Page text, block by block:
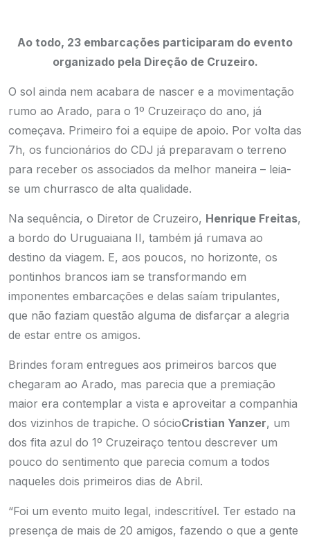
Ao todo, 23 embarcações participaram do evento
organizado pela Direção de Cruzeiro.
O sol ainda nem acabara de nascer e a movimentação
rumo ao Arado, para o 1º Cruzeiraço do ano, já
começava. Primeiro foi a equipe de apoio. Por volta das
7h, os funcionários do CDJ já preparavam o terreno
para receber os associados da melhor maneira – leia-
se um churrasco de alta qualidade.
Na sequência, o Diretor de Cruzeiro, Henrique Freitas,
a bordo do Uruguaiana II, também já rumava ao
destino da viagem. E, aos poucos, no horizonte, os
pontinhos brancos iam se transformando em
imponentes embarcações e delas saíam tripulantes,
que não faziam questão alguma de disfarçar a alegria
de estar entre os amigos.
Brindes foram entregues aos primeiros barcos que
chegaram ao Arado, mas parecia que a premiação
maior era contemplar a vista e aproveitar a companhia
dos vizinhos de trapiche. O sócioCristian Yanzer, um
dos fita azul do 1º Cruzeiraço tentou descrever um
pouco do sentimento que parecia comum a todos
naqueles dois primeiros dias de Abril.
“Foi um evento muito legal, indescritível. Ter estado na
presença de mais de 20 amigos, fazendo o que a gente